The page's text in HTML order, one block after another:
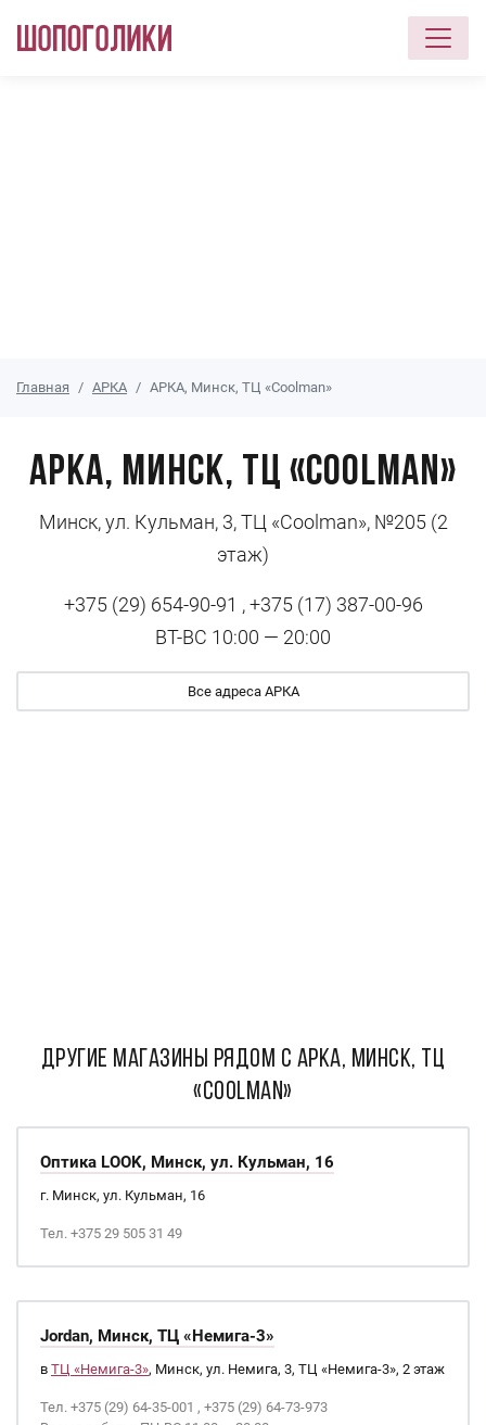
Главная АРКА АРКА, Минск, ТЦ «Coolman»
АРКА, Минск, ТЦ «Coolman»
Минск, ул. Кульман, 3, ТЦ «Coolman», №205 (2
этаж)
+375 (29) 654-90-91 , +375 (17) 387-00-96
ВТ-ВС 10:00 — 20:00
Все адреса АРКА
ДРУГИЕ МАГАЗИНЫ РЯДОМ С АРКА, Минск, ТЦ
«Coolman»
Оптика LOOK, Минск, ул. Кульман, 16
г. Минск, ул. Кульман, 16
Тел. +375 29 505 31 49
Jordan, Минск, ТЦ «Немига-3»
в ТЦ «Немига-3», Минск, ул. Немига, 3, ТЦ «Немига-3», 2 этаж
Тел. +375 (29) 64-35-001 , +375 (29) 64-73-973